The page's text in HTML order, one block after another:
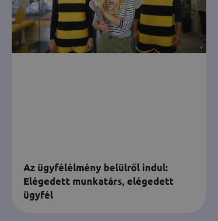
Az ügyfélélmény belülről indul:
Elégedett munkatárs, elégedett
ügyfél